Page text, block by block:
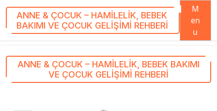
ANNE & ÇOCUK – HAMILELIK, BEBEK
BAKIMI VE ÇOCUK GELIŞIMI REHBERI
M
en
u
ANNE & ÇOCUK – HAMILELIK, BEBEK BAKIMI
VE ÇOCUK GELIŞIMI REHBERI